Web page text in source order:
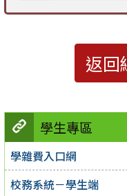
學生專區
學雜費入口網
校務系統－學生端
返回